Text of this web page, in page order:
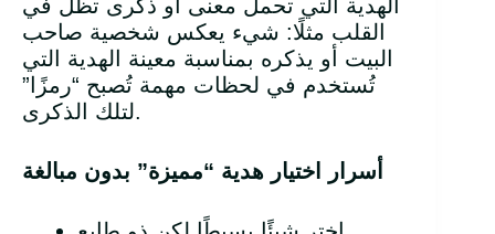
الهدية التي تحمل معنى أو ذكرى تظل في
القلب مثلًا: شيء يعكس شخصية صاحب
البيت أو يذكره بمناسبة معينة الهدية التي
تُستخدم في لحظات مهمة تُصبح “رمزًا”
لتلك الذكرى.
أسرار اختيار هدية “مميزة” بدون مبالغة